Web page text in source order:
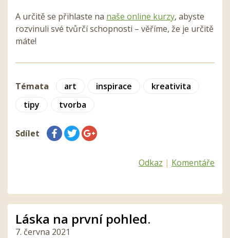
A určitě se přihlaste na naše online kurzy, abyste
rozvinuli své tvůrčí schopnosti – věříme, že je určitě
máte!
Témata art inspirace
kreativita
tipy
tvorba
Sdílet
Odkaz | Komentáře
Láska na první pohled.
7. června 2021